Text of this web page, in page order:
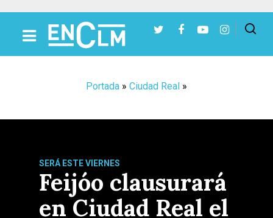
Portada » Ciudad Real »
SERÁ ESTE VIERNES
Feijóo clausurará
en Ciudad Real el